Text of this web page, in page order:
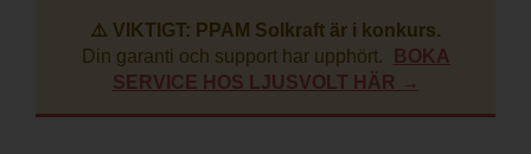
⚠️ VIKTIGT: PPAM Solkraft är i konkurs.
Din garanti och support har upphört.
BOKA
SERVICE HOS LJUSVOLT HÄR →